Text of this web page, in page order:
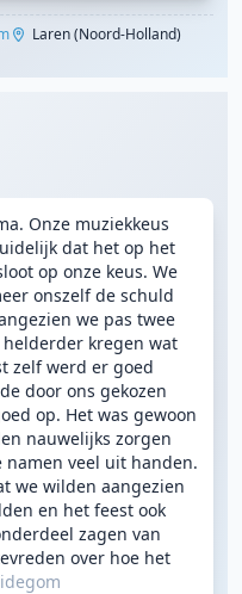
Laren (Noord-Holland)
Onze muziekkeus
dat het op het
op onze keus. We
onszelf de schuld
we pas twee
kregen wat
zelf werd er goed
door ons gekozen
op. Het was gewoon
nauwelijks zorgen
veel uit handen.
we wilden aangezien
en het feest ook
zagen van
over hoe het